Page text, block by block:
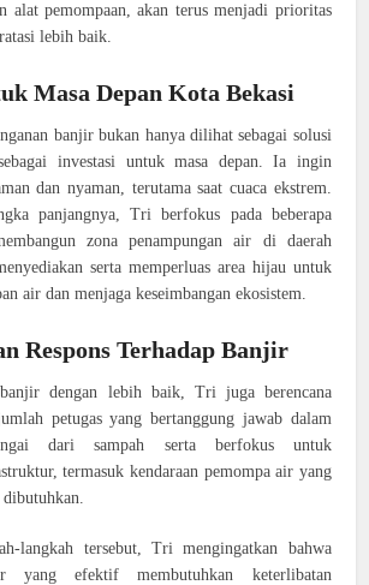
alat pemompaan, akan terus menjadi prioritas
lebih baik.
Masa Depan Kota Bekasi
banjir bukan hanya dilihat sebagai solusi
investasi untuk masa depan. Ia ingin
dan nyaman, terutama saat cuaca ekstrem.
panjangnya, Tri berfokus pada beberapa
zona penampungan air di daerah
serta memperluas area hijau untuk
air dan menjaga keseimbangan ekosistem.
Respons Terhadap Banjir
dengan lebih baik, Tri juga berencana
petugas yang bertanggung jawab dalam
dari sampah serta berfokus untuk
termasuk kendaraan pemompa air yang
dibutuhkan.
langkah tersebut, Tri mengingatkan bahwa
yang efektif membutuhkan keterlibatan